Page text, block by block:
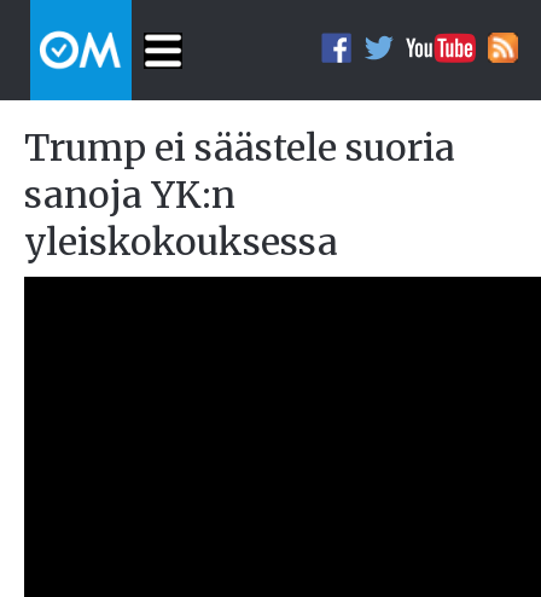
Trump ei säästele suoria
sanoja YK:n
yleiskokouksessa